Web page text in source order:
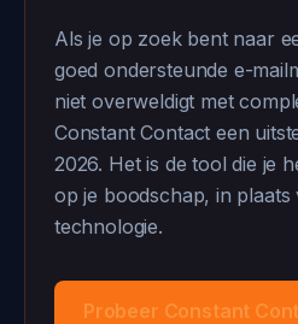
Als je op zoek bent naar
goed ondersteunde e-
niet overweldigt met
Constant Contact een
2026. Het is de tool die je
op je boodschap, in plaats
technologie.
Probeer Constant